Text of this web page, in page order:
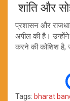
शांति और
प्रशासन और
अपील की है।
करने की कोशिश है,
Tags: bharat